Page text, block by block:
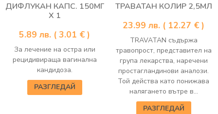
ДИФЛУКАН КАПС. 150МГ
Х 1
5.89 лв. ( 3.01 € )
За лечение на остра или
рецидивираща вагинална
кандидоза.
РАЗГЛЕДАЙ
ТРАВАТАН КОЛИР 2,5МЛ
23.99 лв. ( 12.27 € )
TRAVATAN съдържа
травопрост, представител на
група лекарства, наречени
простагландинови аналози.
Той действа като понижава
налягането вътре в...
РАЗГЛЕДАЙ